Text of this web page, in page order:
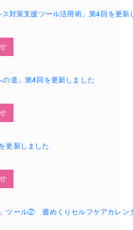
対策支援ツール活用術」第4回を更新
道」第4回を更新しました
更新しました
」ツール② 週めくりセルフケアカレン